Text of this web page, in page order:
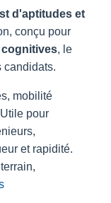
d'aptitudes et
conçu pour
, le
candidats.
mobilité
pour
et rapidité.